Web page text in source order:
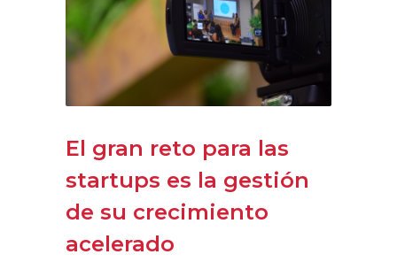
El gran reto para las
startups es la gestión
de su crecimiento
acelerado